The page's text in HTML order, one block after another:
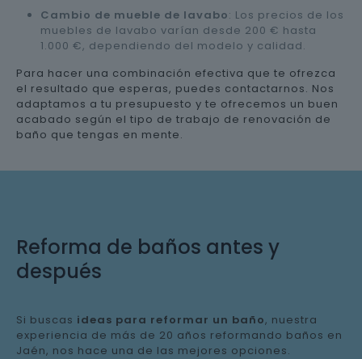
Cambio de mueble de lavabo: Los precios de los
muebles de lavabo varían desde 200 € hasta
1.000 €, dependiendo del modelo y calidad.
Para hacer una combinación efectiva que te ofrezca
el resultado que esperas, puedes contactarnos. Nos
adaptamos a tu presupuesto y te ofrecemos un buen
acabado según el tipo de trabajo de renovación de
baño que tengas en mente.
Reforma de baños antes y
después
Si buscas ideas para reformar un baño, nuestra
experiencia de más de 20 años reformando baños en
Jaén, nos hace una de las mejores opciones.